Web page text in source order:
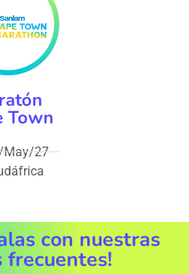
Town
May/27
con nuestras
frecuentes!